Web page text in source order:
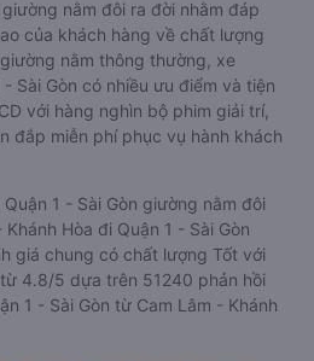
nằm đôi ra đời nhằm đáp
của khách hàng về chất lượng
nằm thông thường, xe
Sài Gòn có nhiều ưu điểm và tiện
với hàng nghìn bộ phim giải trí,
đắp miễn phí phục vụ hành khách
1 - Sài Gòn giường nằm đôi
Hòa đi Quận 1 - Sài Gòn
giá chung có chất lượng Tốt với
4.8/5 dựa trên 51240 phản hồi
1 - Sài Gòn từ Cam Lâm - Khánh